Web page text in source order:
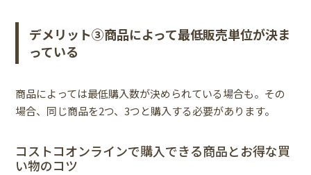
デメリット③商品によって最低販売単位が決ま
っている
商品によっては最低購入数が決められている場合も。その
場合、同じ商品を2つ、3つと購入する必要があります。
コストコオンラインで購入できる商品とお得な買
い物のコツ